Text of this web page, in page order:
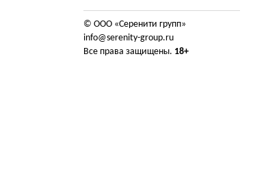
© ООО «Серенити групп»
info@serenity-group.ru
Все права защищены. 18+